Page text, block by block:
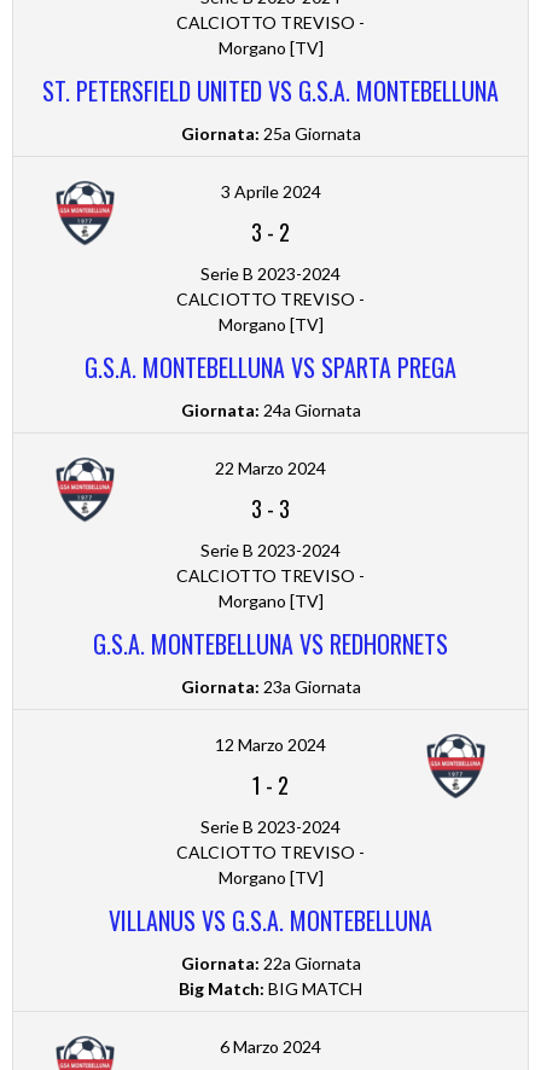
CALCIOTTO TREVISO -
Morgano [TV]
ST. PETERSFIELD UNITED VS G.S.A. MONTEBELLUNA
Giornata: 25a Giornata
3 Aprile 2024
3 - 2
Serie B 2023-2024
CALCIOTTO TREVISO -
Morgano [TV]
G.S.A. MONTEBELLUNA VS SPARTA PREGA
Giornata: 24a Giornata
22 Marzo 2024
3 - 3
Serie B 2023-2024
CALCIOTTO TREVISO -
Morgano [TV]
G.S.A. MONTEBELLUNA VS REDHORNETS
Giornata: 23a Giornata
12 Marzo 2024
1 - 2
Serie B 2023-2024
CALCIOTTO TREVISO -
Morgano [TV]
VILLANUS VS G.S.A. MONTEBELLUNA
Giornata: 22a Giornata
Big Match: BIG MATCH
6 Marzo 2024